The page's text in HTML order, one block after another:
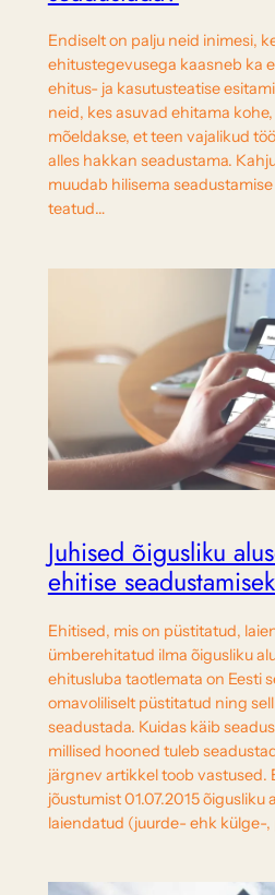
Endiselt on palju neid inimesi,
ehitustegevusega kaasneb ka
ehitus- ja kasutusteatise
neid, kes asuvad ehitama
mõeldakse, et teen vajalikud
alles hakkan seadustama.
muudab hilisema
teatud…
Juhised õigusliku
ehitise
Ehitised, mis on püstitatud,
ümberehitatud ilma õigusliku
ehitusluba taotlemata on Eesti
omavoliliselt püstitatud ning
seadustada. Kuidas käib
millised hooned tuleb
järgnev artikkel toob vastused.
jõustumist 01.07.2015 õigusliku
laiendatud (juurde- ehk külge-,